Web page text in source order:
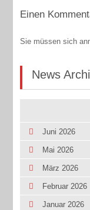
Einen
Sie müssen sich
News
Juni 2026
Mai 2026
März 2026
Februar 2026
Januar 2026